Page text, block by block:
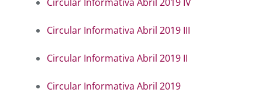
Circular Informativa Abril 2019 III
Circular Informativa Abril 2019 II
Circular Informativa Abril 2019